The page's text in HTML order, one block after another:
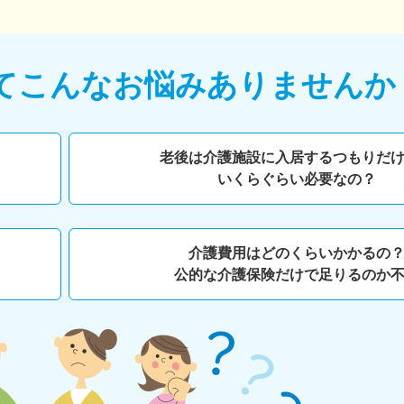
こんなお悩みありませんか
老後は介護施設に入居するつもりだけ
いくらぐらい必要なの？
介護費用はどのくらいかかるの？
公的な介護保険だけで足りるのか